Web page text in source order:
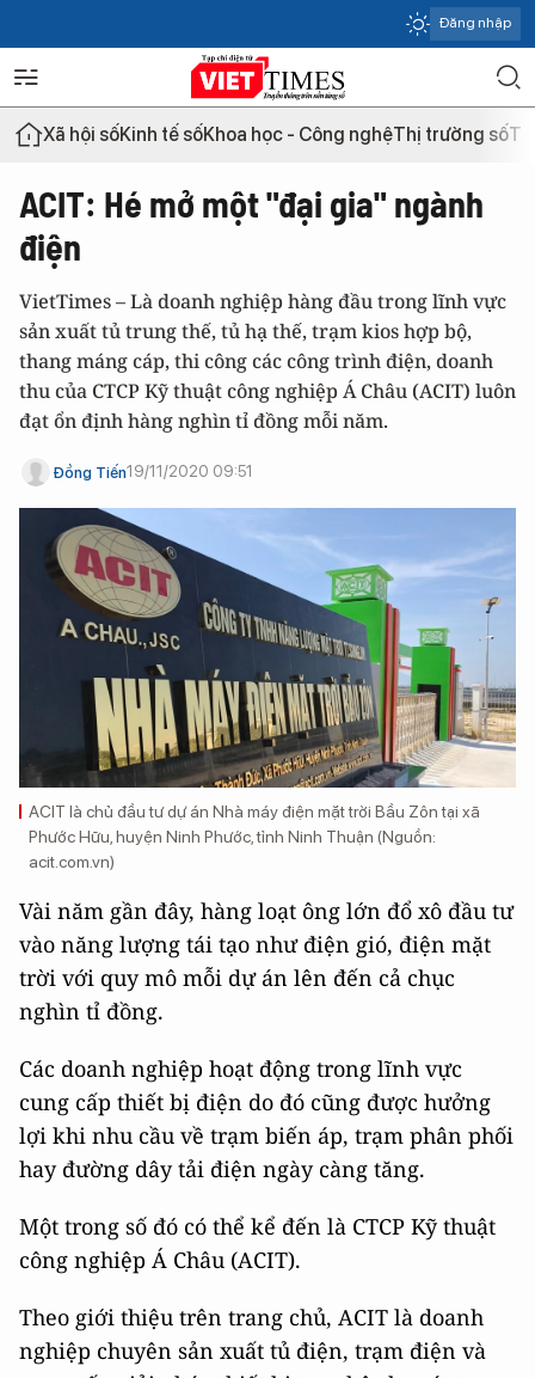
Đăng nhập
Xã hội sốKinh tế sốKhoa học - Công nghệThị trường số
ACIT: Hé mở một "đại gia" ngành
điện
VietTimes – Là doanh nghiệp hàng đầu trong lĩnh vực
sản xuất tủ trung thế, tủ hạ thế, trạm kios hợp bộ,
thang máng cáp, thi công các công trình điện, doanh
thu của CTCP Kỹ thuật công nghiệp Á Châu (ACIT) luôn
đạt ổn định hàng nghìn tỉ đồng mỗi năm.
Đồng Tiến19/11/2020 09:51
ACIT là chủ đầu tư dự án Nhà máy điện mặt trời Bầu Zôn tại xã
Phước Hữu, huyện Ninh Phước, tỉnh Ninh Thuận (Nguồn:
acit.com.vn)
Vài năm gần đây, hàng loạt ông lớn đổ xô đầu tư
vào năng lượng tái tạo như điện gió, điện mặt
trời với quy mô mỗi dự án lên đến cả chục
nghìn tỉ đồng.
Các doanh nghiệp hoạt động trong lĩnh vực
cung cấp thiết bị điện do đó cũng được hưởng
lợi khi nhu cầu về trạm biến áp, trạm phân phối
hay đường dây tải điện ngày càng tăng.
Một trong số đó có thể kể đến là CTCP Kỹ thuật
công nghiệp Á Châu (ACIT).
Theo giới thiệu trên trang chủ, ACIT là doanh
nghiệp chuyên sản xuất tủ điện, trạm điện và